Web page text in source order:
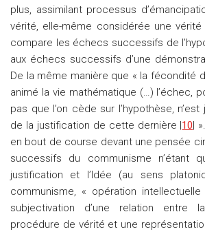
plus, assimilant processus
vérité, elle-même considérée une
compare les échecs successifs de
aux échecs successifs d’une
De la même manière que « la fécondité
animé la vie mathématique (…) l’échec,
pas que l’on cède sur l’hypothèse, n’est
de la justification de cette dernière |10|
en bout de course devant une pensée
successifs du communisme n’étant
justification et l’Idée (au sens
communisme, « opération
subjectivation d’une relation entre
procédure de vérité et une